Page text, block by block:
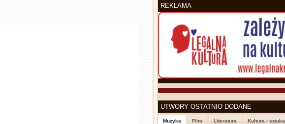
REKLAMA
UTWORY OSTATNIO DODANE
Muzyka Film Literatura Kultura i sztuka